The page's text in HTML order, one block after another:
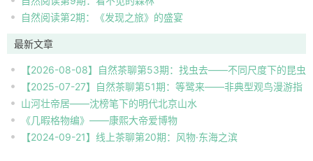
自然阅读第2期：《发现之旅》的盛宴
最新文章
【2026-08-08】自然茶聊第53期：找虫去——不同尺度下的昆虫
自然观察
【2025-07-27】自然茶聊第51期：等鹭来——非典型观鸟漫游指
南
山河壮帝居——沈榜笔下的明代北京山水
《几暇格物编》——康熙大帝爱博物
【2024-09-21】线上茶聊第20期：风物·东海之滨